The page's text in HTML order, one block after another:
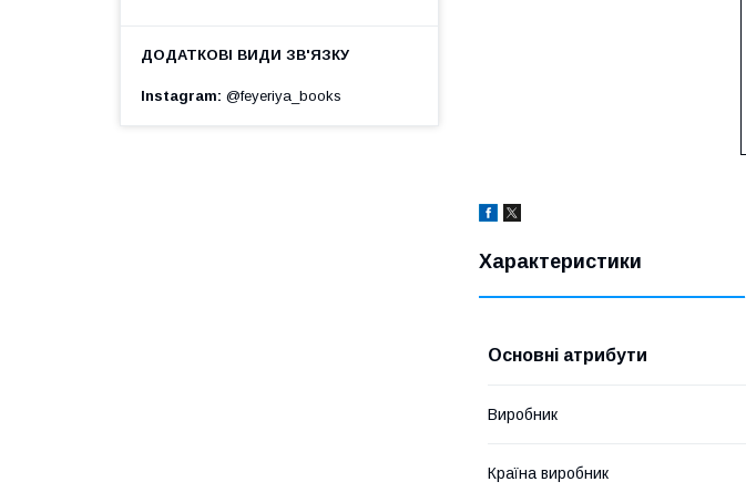
Характеристики
Основні атрибути
Виробник
Країна виробник
Instagram @feyeriya_books